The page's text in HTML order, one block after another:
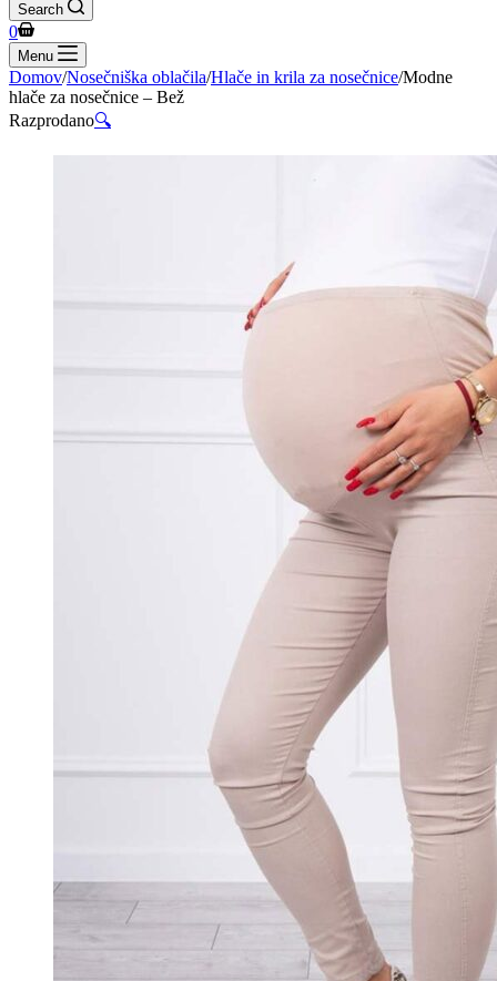
Search
Shopping
cart
0
Menu
Domov/Nosečniška oblačila/Hlače in krila za nosečnice/Modne
hlače za nosečnice – Bež
Razprodano🔍